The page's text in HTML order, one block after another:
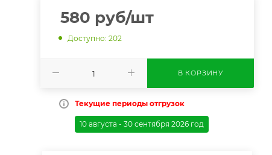
580 руб/шт
Доступно: 202
В КОРЗИНУ
Текущие периоды отгрузок
10 августа - 30 сентября 2026 год